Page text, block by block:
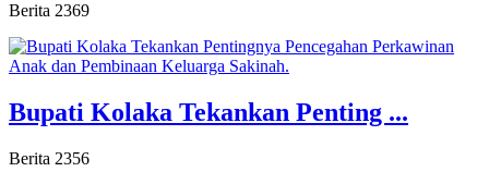
Berita 2369
Bupati Kolaka Tekankan Penting ...
Berita 2356